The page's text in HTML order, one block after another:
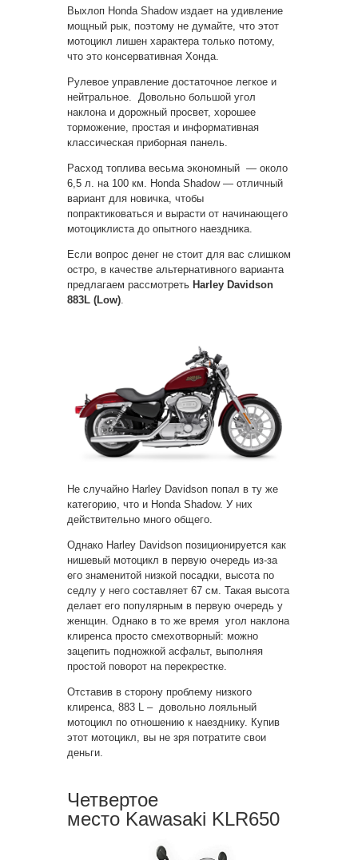
Выхлоп Honda Shadow издает на удивление
мощный рык, поэтому не думайте, что этот
мотоцикл лишен характера только потому,
что это консервативная Хонда.
Рулевое управление достаточное легкое и
нейтральное. Довольно большой угол
наклона и дорожный просвет, хорошее
торможение, простая и информативная
классическая приборная панель.
Расход топлива весьма экономный — около
6,5 л. на 100 км. Honda Shadow — отличный
вариант для новичка, чтобы
попрактиковаться и вырасти от начинающего
мотоциклиста до опытного наездника.
Если вопрос денег не стоит для вас слишком
остро, в качестве альтернативного варианта
предлагаем рассмотреть Harley Davidson
883L (Low).
Не случайно Harley Davidson попал в ту же
категорию, что и Honda Shadow. У них
действительно много общего.
Однако Harley Davidson позиционируется как
нишевый мотоцикл в первую очередь из-за
его знаменитой низкой посадки, высота по
седлу у него составляет 67 см. Такая высота
делает его популярным в первую очередь у
женщин. Однако в то же время угол наклона
клиренса просто смехотворный: можно
зацепить подножкой асфальт, выполняя
простой поворот на перекрестке.
Отставив в сторону проблему низкого
клиренса, 883 L – довольно лояльный
мотоцикл по отношению к наезднику. Купив
этот мотоцикл, вы не зря потратите свои
деньги.
Четвертое
место Kawasaki KLR650